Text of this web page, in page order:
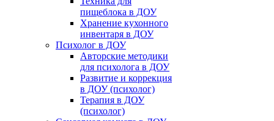
пищеблока в ДОУ
Хранение кухонного
инвентаря в ДОУ
Психолог в ДОУ
Авторские методики
для психолога в ДОУ
Развитие и коррекция
в ДОУ (психолог)
Терапия в ДОУ
(психолог)